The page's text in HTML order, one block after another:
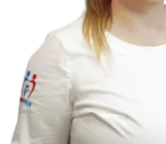
Контакты
Отзывы
Блог